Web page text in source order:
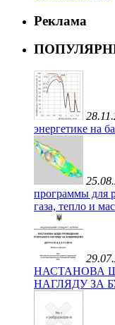
Реклама
энергетике на
программы для
газа, тепло и
НАСТАНОВА
НАГЛЯДУ ЗА